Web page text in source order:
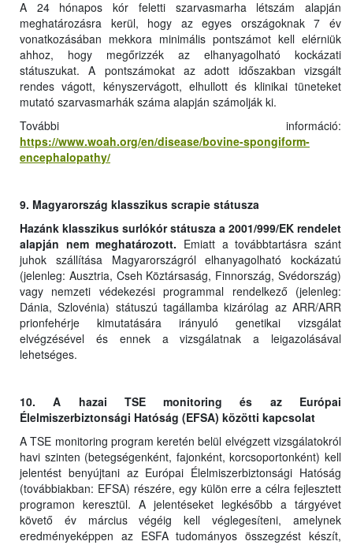
A 24 hónapos kór feletti szarvasmarha létszám alapján
meghatározásra kerül, hogy az egyes országoknak 7 év
vonatkozásában mekkora minimális pontszámot kell elérniük
ahhoz, hogy megőrizzék az elhanyagolható kockázati
státuszukat. A pontszámokat az adott időszakban vizsgált
rendes vágott, kényszervágott, elhullott és klinikai tüneteket
mutató szarvasmarhák száma alapján számolják ki.
További információ:
https://www.woah.org/en/disease/bovine-spongiform-
encephalopathy/
9. Magyarország klasszikus scrapie státusza
Hazánk klasszikus surlókór státusza a 2001/999/EK rendelet
alapján nem meghatározott. Emiatt a továbbtartásra szánt
juhok szállítása Magyarországról elhanyagolható kockázatú
(jelenleg: Ausztria, Cseh Köztársaság, Finnország, Svédország)
vagy nemzeti védekezési programmal rendelkező (jelenleg:
Dánia, Szlovénia) státuszú tagállamba kizárólag az ARR/ARR
prionfehérje kimutatására irányuló genetikai vizsgálat
elvégzésével és ennek a vizsgálatnak a leigazolásával
lehetséges.
10. A hazai TSE monitoring és az Európai
Élelmiszerbiztonsági Hatóság (EFSA) közötti kapcsolat
A TSE monitoring program keretén belül elvégzett vizsgálatokról
havi szinten (betegségenként, fajonként, korcsoportonként) kell
jelentést benyújtani az Európai Élelmiszerbiztonsági Hatóság
(továbbiakban: EFSA) részére, egy külön erre a célra fejlesztett
programon keresztül. A jelentéseket legkésőbb a tárgyévet
követő év március végéig kell véglegesíteni, amelynek
eredményeképpen az ESFA tudományos összegzést készít,